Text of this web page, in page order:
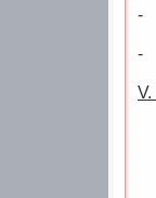
-
-